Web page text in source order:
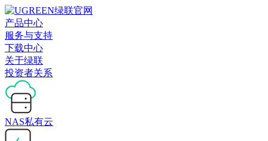
产品中心
服务与支持
下载中心
关于绿联
投资者关系
NAS私有云